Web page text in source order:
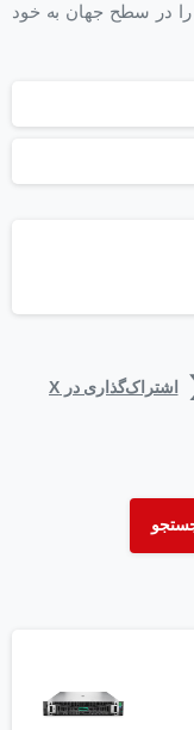
را در سطح جهان به خود
اشتراک‌گذاری در X